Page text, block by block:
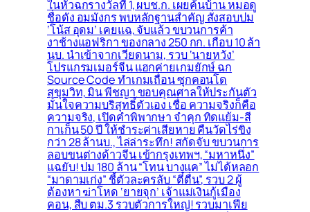
ในหัวฉกรางวัลที่ 1, ผบช.ก. เผยค้นบ้าน หมอดู
ชื่อดัง อมมังกร พบหลักฐานสำคัญ สั่งสอบปม
‘โน้ส อุดม’ เคยแฉ, จับแล้ว ขบวนการค้า
งาช้างแอฟริกา ของกลาง 250 กก. เกือบ 10 ล้า
นบ. นำเข้าจากเวียดนาม, รวบ ‘นายหวัง’
โปรแกรมเมอร์จีน แฮกค่ายเกมยักษ์ ฉก
Source Code ทำเกมเถื่อน ซุกคอนโด
สุขุมวิท, มิน พีชญา ขอบคุณศาลให้ประกันตัว
มั่นใจความบริสุทธิ์ตัวเอง เชื่อ ความจริงก็คือ
ความจริง, เปิดคำพิพากษา จำคุก ทิดแย้ม-สี
กาเก็น 50 ปี ให้ชำระค่าเสียหาย คืนวัดไร่ขิง
กว่า 28 ล้านบ., ไล่ล่าระทึก! สกัดจับ ขบวนการ
ลอบขนต่างด้าวจีน เข้ากรุงเทพฯ, “มหาหนึ่ง”
แฉยับ! ปม 180 ล้าน “โทน บางแค” ไม่ได้หลอก
“มาดามเก่ง” ชี้ตัวละครลับ “ตี๋ตื่น”, รวบ 2 ผู้
ต้องหา ฆ่าโหด ‘ยายจุก’ เจ้าแม่เงินกู้เมือง
คอน, สืบ ตม.3 รวบตัวการใหญ่! รวบมาเฟีย